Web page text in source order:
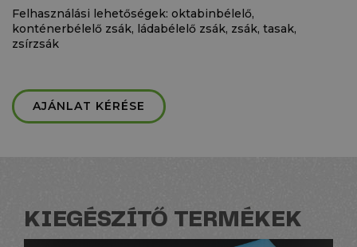
Felhasználási lehetőségek: oktabinbélelő,
konténerbélelő zsák, ládabélelő zsák, zsák, tasak,
zsírzsák
AJÁNLAT KÉRÉSE
KIEGÉSZÍTŐ TERMÉKEK